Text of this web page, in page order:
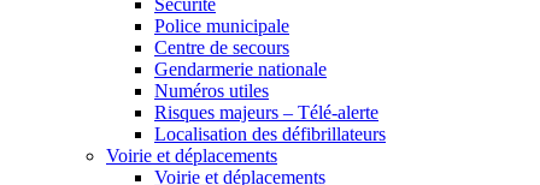
Sécurité
Police municipale
Centre de secours
Gendarmerie nationale
Numéros utiles
Risques majeurs – Télé-alerte
Localisation des défibrillateurs
Voirie et déplacements
Voirie et déplacements